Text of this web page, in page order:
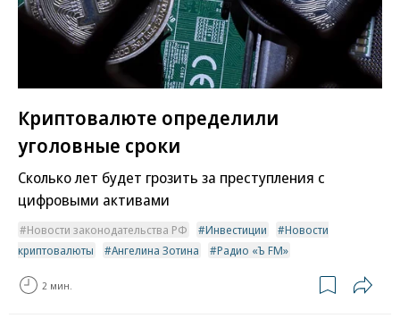
Криптовалюте определили
уголовные сроки
Сколько лет будет грозить за преступления с
цифровыми активами
Новости законодательства РФ Инвестиции
Новости
криптовалюты
Ангелина Зотина Радио «Ъ FM»
2 мин.